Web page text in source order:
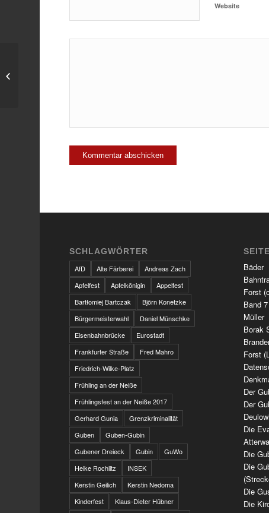
Website
SCHLAGWÖRTER
AfD
Alte Färberei
Andreas Zach
Apfelfest
Apfelkönigin
Appelfest
Bartłomiej Bartczak
Björn Konetzke
Bürgermeisterwahl
Daniel Münschke
Eisenbahnbrücke
Eurostadt
Frankfurter Straße
Fred Mahro
Friedrich-Wilke-Platz
Frühling an der Neiße
Frühlingsfest an der Neiße 2017
Gerhard Gunia
Grenzkriminalität
Guben
Guben-Gubin
Gubener Dreieck
Gubin
GuWo
Heike Rochlitz
INSEK
Kerstin Geilich
Kerstin Nedoma
Kinderfest
Klaus-Dieter Hübner
Bäder
Forst
Band
Müller
Borak
Forst
Der
Der
Die
Die
Die
Die
Die